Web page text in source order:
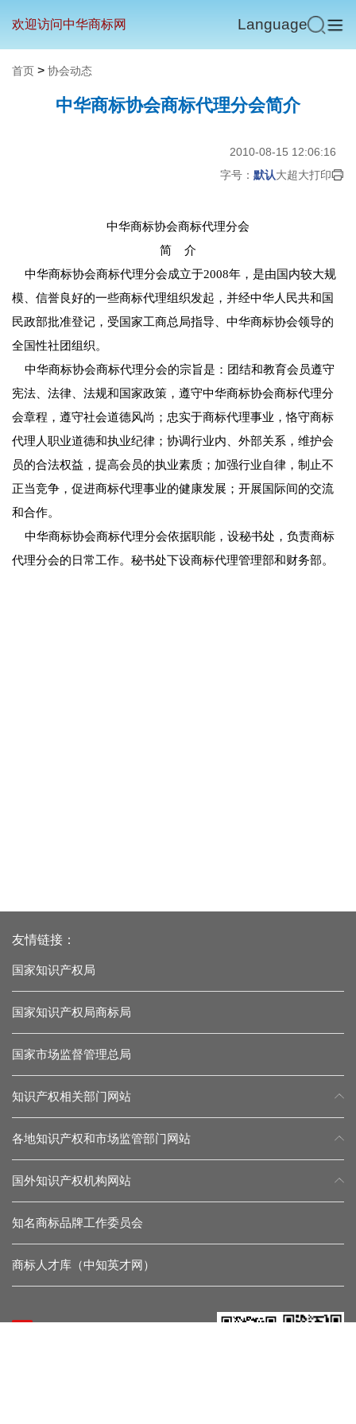
欢迎访问中华商标网 Language
首页 > 协会动态
中华商标协会商标代理分会简介
2010-08-15 12:06:16
字号： 默认大超大打印
中华商标协会商标代理分会
简 介
中华商标协会商标代理分会成立于2008年，是由国内较大规
模、信誉良好的一些商标代理组织发起，并经中华人民共和国
民政部批准登记，受国家工商总局指导、中华商标协会领导的
全国性社团组织。
中华商标协会商标代理分会的宗旨是：团结和教育会员遵守
宪法、法律、法规和国家政策，遵守中华商标协会商标代理分
会章程，遵守社会道德风尚；忠实于商标代理事业，恪守商标
代理人职业道德和执业纪律；协调行业内、外部关系，维护会
员的合法权益，提高会员的执业素质；加强行业自律，制止不
正当竞争，促进商标代理事业的健康发展；开展国际间的交流
和合作。
中华商标协会商标代理分会依据职能，设秘书处，负责商标
代理分会的日常工作。秘书处下设商标代理管理部和财务部。
友情链接：
国家知识产权局
国家知识产权局商标局
国家市场监督管理总局
知识产权相关部门网站
各地知识产权和市场监管部门网站
国外知识产权机构网站
知名商标品牌工作委员会
商标人才库（中知英才网）